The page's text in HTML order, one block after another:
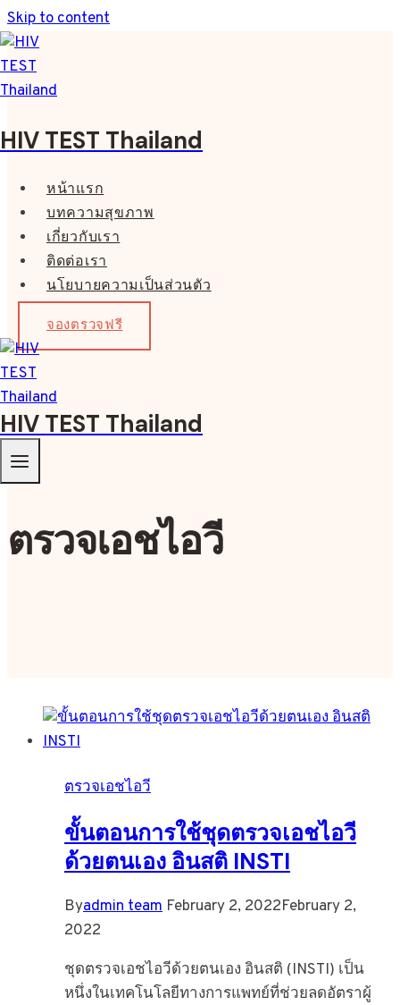
Skip to content
HIV TEST Thailand
หน้าแรก
บทความสุขภาพ
เกี่ยวกับเรา
ติดต่อเรา
นโยบายความเป็นส่วนตัว
จองตรวจฟรี
HIV TEST Thailand
ตรวจเอชไอวี
ตรวจเอชไอวี
ขั้นตอนการใช้ชุดตรวจเอชไอวี
ด้วยตนเอง อินสติ INSTI
Byadmin team February 2, 2022February 2,
2022
ชุดตรวจเอชไอวีด้วยตนเอง อินสติ (INSTI) เป็น
หนึ่งในเทคโนโลยีทางการแพทย์ที่ช่วยลดอัตราผู้